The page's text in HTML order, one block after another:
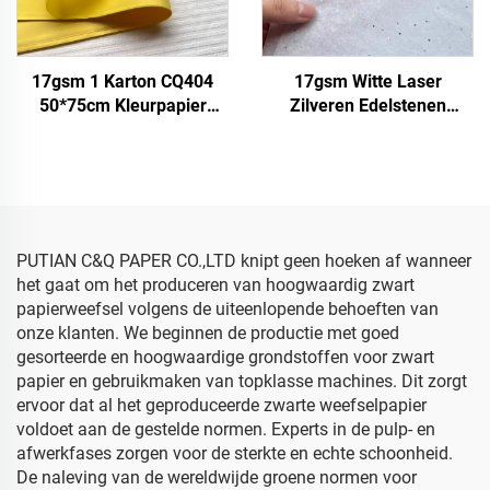
17gsm 1 Karton CQ404
50*75cm Kleurpapier
17gsm Witte Laser
Zilveren Edelstenen
PUTIAN C&Q PAPER CO.,LTD knipt geen hoeken af wanneer
het gaat om het produceren van hoogwaardig zwart
papierweefsel volgens de uiteenlopende behoeften van
onze klanten. We beginnen de productie met goed
gesorteerde en hoogwaardige grondstoffen voor zwart
papier en gebruikmaken van topklasse machines. Dit zorgt
ervoor dat al het geproduceerde zwarte weefselpapier
voldoet aan de gestelde normen. Experts in de pulp- en
afwerkfases zorgen voor de sterkte en echte schoonheid.
De naleving van de wereldwijde groene normen voor